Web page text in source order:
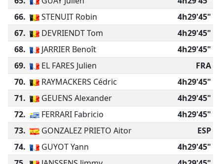
66.
STENUIT Robin
4h29'45"
67.
DEVRIENDT Tom
4h29'45"
68.
JARRIER Benoît
4h29'45"
69.
EL FARES Julien
FRA
70.
RAYMACKERS Cédric
4h29'45"
71.
GEUENS Alexander
4h29'45"
72.
FERRARI Fabricio
4h29'45"
73.
GONZALEZ PRIETO Aitor
ESP
74.
GUYOT Yann
4h29'45"